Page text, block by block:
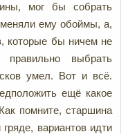
мог бы собрать
ему обоймы, а,
которые бы ничем не
выбрать
умел. Вот и всё.
ещё какое
помните, старшина
вариантов идти